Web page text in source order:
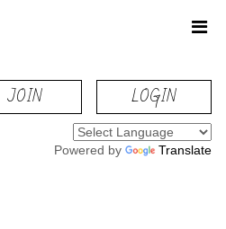
JOIN LOGIN
Powered by Translate